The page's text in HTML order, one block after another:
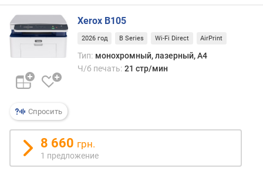
е
у
с
в
е
н
о
г
о
к
Спросить
Xerox B105
2026 год B Series Wi-Fi Direct AirPrint
Тип: монохромный, лазерный, A4
Ч/б печать: 21 стр/мин
8 660 грн.
1 предложение